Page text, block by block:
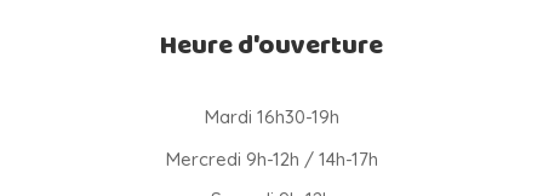
Heure d'ouverture
Mardi 16h30-19h
Mercredi 9h-12h / 14h-17h